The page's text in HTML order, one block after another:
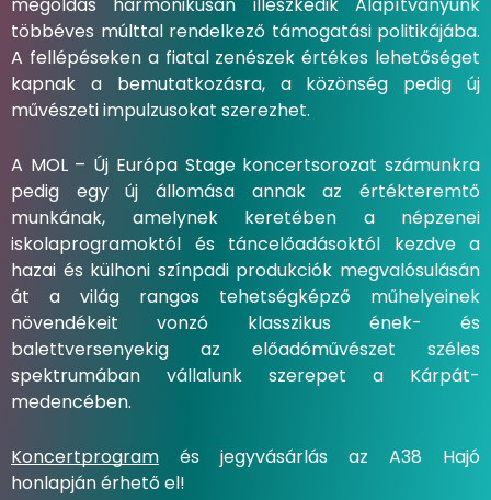
többéves múlttal rendelkező támogatási politikájába.
A fellépéseken a fiatal zenészek értékes lehetőséget
kapnak a bemutatkozásra, a közönség pedig új
művészeti impulzusokat szerezhet.
A MOL – Új Európa Stage koncertsorozat számunkra
pedig egy új állomása annak az értékteremtő
munkának, amelynek keretében a népzenei
iskolaprogramoktól és táncelőadásoktól kezdve a
hazai és külhoni színpadi produkciók megvalósulásán
át a világ rangos tehetségképző műhelyeinek
növendékeit vonzó klasszikus ének- és
balettversenyekig az előadóművészet széles
spektrumában vállalunk szerepet a Kárpát-
medencében.
Koncertprogram és jegyvásárlás az A38 Hajó
honlapján érhető el!